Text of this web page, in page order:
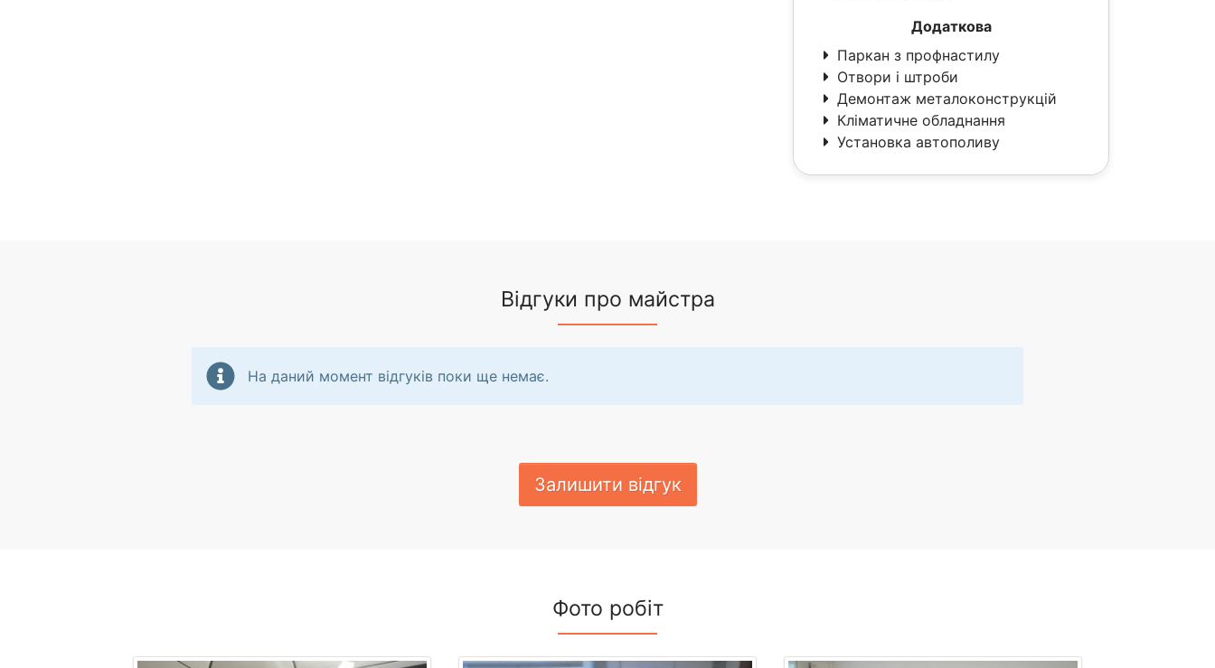
Додаткова
Паркан з профнастилу
Отвори і штроби
Демонтаж металоконструкцій
Кліматичне обладнання
Установка автополиву
Відгуки про майстра
На даний момент відгуків поки ще немає.
Залишити відгук
Фото робіт